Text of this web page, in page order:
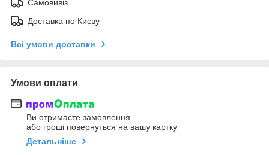
Самовивіз
Доставка по Києву
Всі умови доставки
Умови оплати
Ви отримаєте замовлення
або гроші повернуться на вашу картку
Детальніше